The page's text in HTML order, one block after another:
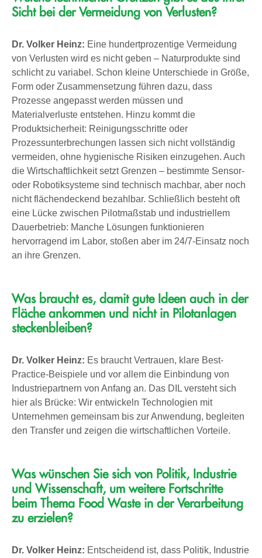
Sicht bei der Vermeidung von Verlusten?
Dr. Volker Heinz: Eine hundertprozentige Vermeidung
von Verlusten wird es nicht geben – Naturprodukte sind
schlicht zu variabel. Schon kleine Unterschiede in Größe,
Form oder Zusammensetzung führen dazu, dass
Prozesse angepasst werden müssen und
Materialverluste entstehen. Hinzu kommt die
Produktsicherheit: Reinigungsschritte oder
Prozessunterbrechungen lassen sich nicht vollständig
vermeiden, ohne hygienische Risiken einzugehen. Auch
die Wirtschaftlichkeit setzt Grenzen – bestimmte Sensor-
oder Robotiksysteme sind technisch machbar, aber noch
nicht flächendeckend bezahlbar. Schließlich besteht oft
eine Lücke zwischen Pilotmaßstab und industriellem
Dauerbetrieb: Manche Lösungen funktionieren
hervorragend im Labor, stoßen aber im 24/7-Einsatz noch
an ihre Grenzen.
Was braucht es, damit gute Ideen auch in der
Fläche ankommen und nicht in Pilotanlagen
steckenbleiben?
Dr. Volker Heinz: Es braucht Vertrauen, klare Best-
Practice-Beispiele und vor allem die Einbindung von
Industriepartnern von Anfang an. Das DIL versteht sich
hier als Brücke: Wir entwickeln Technologien mit
Unternehmen gemeinsam bis zur Anwendung, begleiten
den Transfer und zeigen die wirtschaftlichen Vorteile.
Was wünschen Sie sich von Politik, Industrie
und Wissenschaft, um weitere Fortschritte
beim Thema Food Waste in der Verarbeitung
zu erzielen?
Dr. Volker Heinz: Entscheidend ist, dass Politik, Industrie